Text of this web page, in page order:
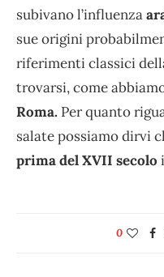
subivano l’influenza
sue origini
riferimenti classici
trovarsi, come
Roma. Per quanto
salate possiamo dirvi
prima del XVII secolo
0